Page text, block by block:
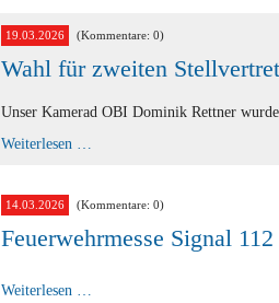
19.03.2026 (Kommentare: 0)
Wahl für zweiten
Unser Kamerad OBI Dominik Rettner
Weiterlesen …
14.03.2026 (Kommentare: 0)
Feuerwehrmesse Signal 112
Weiterlesen …